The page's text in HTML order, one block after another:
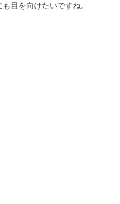
目を向けたいですね。